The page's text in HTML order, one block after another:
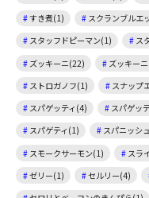
すき煮(1)
スクランブルエ
スタッフドピーマン(1)
ス
ズッキーニ(22)
ズッキー
ストロガノフ(1)
スナップ
スパゲッティ(4)
スパゲッ
スパゲティ(1)
スパニッシ
スモークサーモン(1)
スラ
ゼリー(1)
セルリー(4)